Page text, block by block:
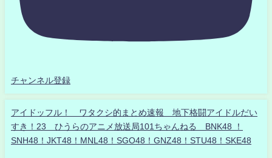
チャンネル登録
アイドッフル！ ワタクシ的まとめ速報 地下格闘アイドルだい
すき！23 ひうらのアニメ放送局101ちゃんねる BNK48 ！
SNH48！JKT48！MNL48！SGO48！GNZ48！STU48！SKE48